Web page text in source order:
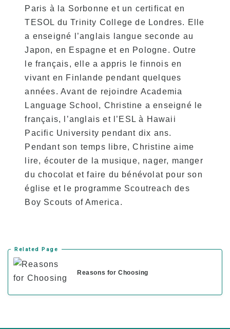
Paris à la Sorbonne et un certificat en
TESOL du Trinity College de Londres. Elle
a enseigné l’anglais langue seconde au
Japon, en Espagne et en Pologne. Outre
le français, elle a appris le finnois en
vivant en Finlande pendant quelques
années. Avant de rejoindre Academia
Language School, Christine a enseigné le
français, l’anglais et l’ESL à Hawaii
Pacific University pendant dix ans.
Pendant son temps libre, Christine aime
lire, écouter de la musique, nager, manger
du chocolat et faire du bénévolat pour son
église et le programme Scoutreach des
Boy Scouts of America.
Related Page
Reasons for Choosing